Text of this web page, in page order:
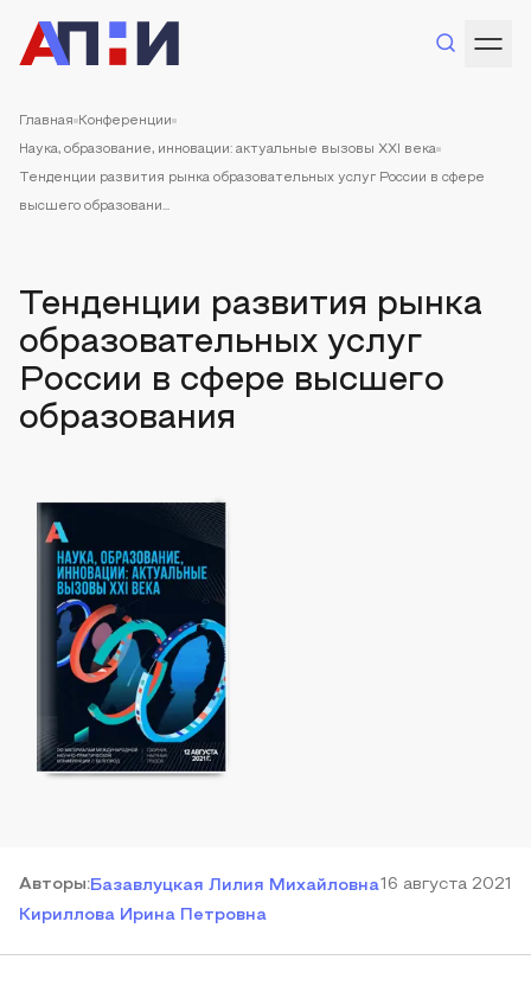
Главная Конференции
Наука, образование, инновации: актуальные вызовы XXI века
Тенденции развития рынка образовательных услуг России в сфере
высшего образовани...
Тенденции развития рынка
образовательных услуг
России в сфере высшего
образования
Авторы:Базавлуцкая Лилия Михайловна
Кириллова Ирина Петровна
16 августа 2021